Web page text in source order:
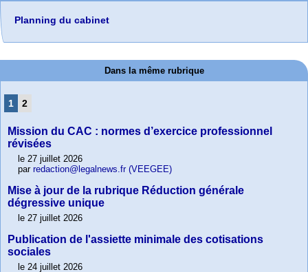
Planning du cabinet
Dans la même rubrique
1 2
Mission du CAC : normes d’exercice professionnel
révisées
le 27 juillet 2026
par redaction@legalnews.fr (VEEGEE)
Mise à jour de la rubrique Réduction générale
dégressive unique
le 27 juillet 2026
Publication de l'assiette minimale des cotisations
sociales
le 24 juillet 2026